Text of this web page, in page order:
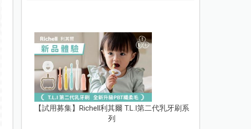
【試用募集】Richell利其爾 T.L.I第二代乳牙刷系
列